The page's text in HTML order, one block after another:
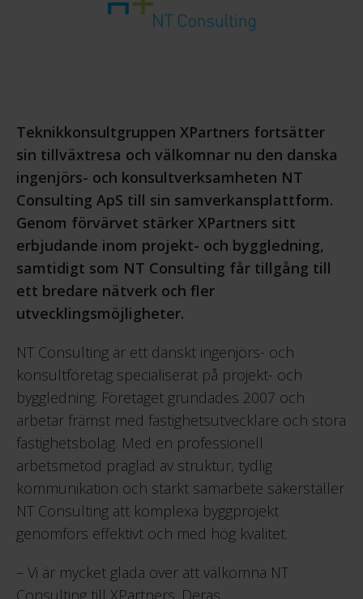
Teknikkonsultgruppen XPartners fortsätter
sin tillväxtresa och välkomnar nu den danska
ingenjörs- och konsultverksamheten NT
Consulting ApS till sin samverkansplattform.
Genom förvärvet stärker XPartners sitt
erbjudande inom projekt- och byggledning,
samtidigt som NT Consulting får tillgång till
ett bredare nätverk och fler
utvecklingsmöjligheter.
NT Consulting är ett danskt ingenjörs- och
konsultföretag specialiserat på projekt- och
byggledning. Företaget grundades 2007 och
arbetar främst med fastighetsutvecklare och stora
fastighetsbolag. Med en professionell
arbetsmetod präglad av struktur, tydlig
kommunikation och starkt samarbete säkerställer
NT Consulting att komplexa byggprojekt
genomförs effektivt och med hög kvalitet.
– Vi är mycket glada över att välkomna NT